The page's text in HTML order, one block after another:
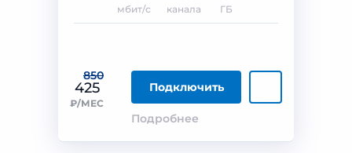
850
425
₽/МЕС
Подключить
Подробнее
мбит/с канала ГБ